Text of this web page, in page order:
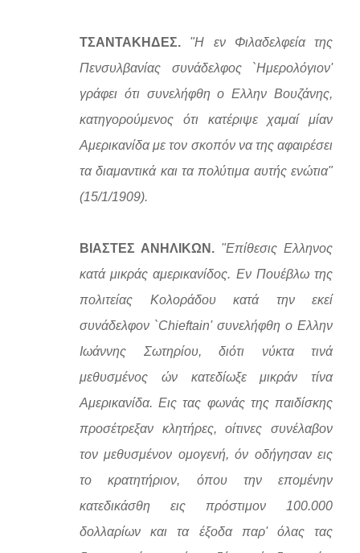
ΤΣΑΝΤΑΚΗΔΕΣ.
"Η εν Φιλαδελφεία της
Πενσυλβανίας συνάδελφος `Ημερολόγιον'
γράφει ότι συνελήφθη ο Ελλην Βουζάνης,
κατηγορούμενος ότι κατέριψε χαμαί μίαν
Αμερικανίδα με τον σκοπόν να της αφαιρέσει
τα διαμαντικά και τα πολύτιμα αυτής ενώτια"
(15/1/1909).
ΒΙΑΣΤΕΣ ΑΝΗΛΙΚΩΝ. "Επίθεσις Ελληνος
κατά μικράς αμερικανίδος. Εν Πουέβλω της
πολιτείας Κολοράδου κατά την εκεί
συνάδελφον `Chieftain' συνελήφθη ο Ελλην
Ιωάννης Σωτηρίου, διότι νύκτα τινά
μεθυσμένος ών κατεδίωξε μικράν τίνα
Αμερικανίδα. Εις τας φωνάς της παιδίσκης
προσέτρεξαν κλητήρες, οίτινες συνέλαβον
τον μεθυσμένον ομογενή, όν οδήγησαν εις
το κρατητήριον, όπου την επομένην
κατεδικάσθη εις πρόστιμον 100.000
δολλαρίων και τα έξοδα παρ' όλας τας